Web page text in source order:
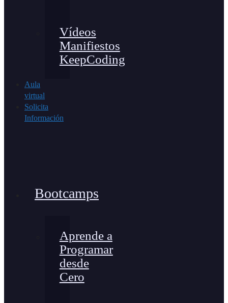
Vídeos
Manifiestos
KeepCoding
Aula
virtual
Solicita
Información
Bootcamps
Aprende a
Programar
desde
Cero